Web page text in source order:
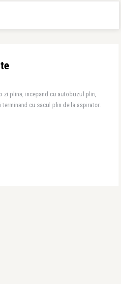
zi plina, incepand cu autobuzul plin,
cu sacul plin de la aspirator.